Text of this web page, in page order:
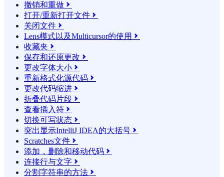
撤销和重做 
打开/重新打开文件 
关闭文件 
Lens模式以及Multicursor的使用 
收藏夹 
保存和还原更改 
更改字体大小 
重新格式化源代码 
更改代码缩进 
折叠代码片段 
查看插入符 
切换可写状态 
突出显示IntelliJ IDEA的大括号 
Scratches文件 
添加，删除和移动代码 
连接行与文字 
分割字符串的方法 